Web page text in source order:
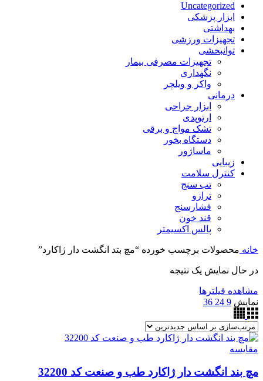
Uncategorized
ابزار پزشکی
بهداشتی
تجهیزات ورزشی
توانبخشی
تجهیزات مصرفی بیمار
نگهداری
واکر و ویلچر
درمانی
ابزار جراحی
ارتوپدی
تشک مواج و برقی
دستگاه بخور
ماساژور
زیبایی
کنترل سلامت
تب سنج
ترازو
فشارسنج
قند خون
پالس اکسیمتر
خانه محصولات برچسب خورده “مچ بتد انگشت دار ژاکارد”
در حال نمایش یک نتیجه
مشاهده فیلترها
نمایش 9
24
36
مقایسه
مچ بند انگشت دار ژاکارد طب و صنعت کد 32200